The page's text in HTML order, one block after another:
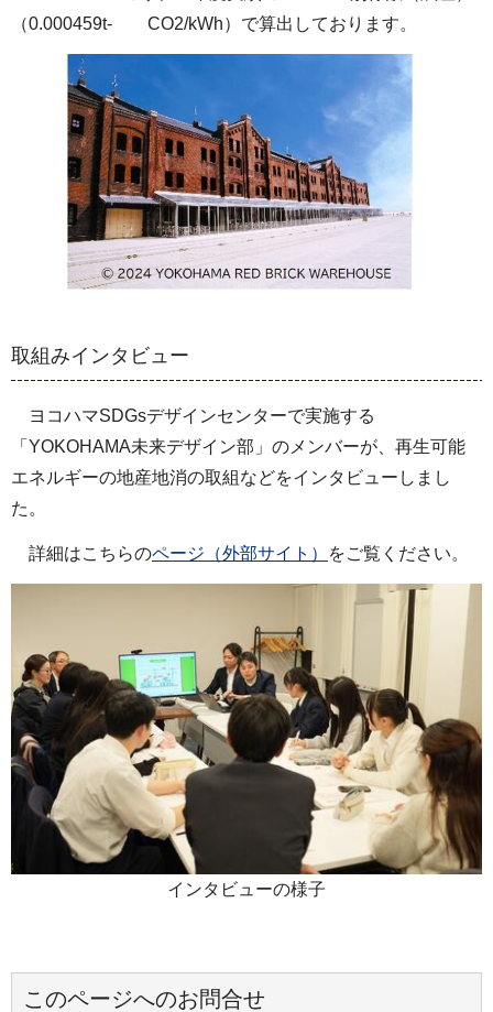
（0.000459t- CO2/kWh）で算出しております。
取組みインタビュー
ヨコハマSDGsデザインセンターで実施する
「YOKOHAMA未来デザイン部」のメンバーが、再生可能
エネルギーの地産地消の取組などをインタビューしまし
た。
詳細はこちらのページ（外部サイト） をご覧ください。
インタビューの様子
このページへのお問合せ